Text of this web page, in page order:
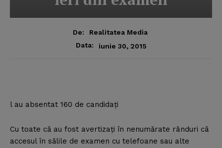
De:
Realitatea Media
Data:
iunie 30, 2015
l au absentat 160 de candidaţi
Cu toate că au fost avertizaţi în nenumărate rânduri că
accesul în sălile de examen cu telefoane sau alte